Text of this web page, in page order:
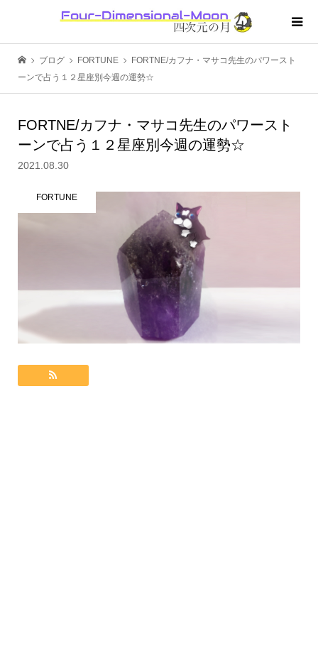
ブログ FORTUNE
FORTNE/カフナ・マサコ先生のパワースト
ーンで占う１２星座別今週の運勢☆
FORTNE/カフナ・マサコ先生のパワースト
ーンで占う１２星座別今週の運勢☆
2021.08.30
FORTUNE